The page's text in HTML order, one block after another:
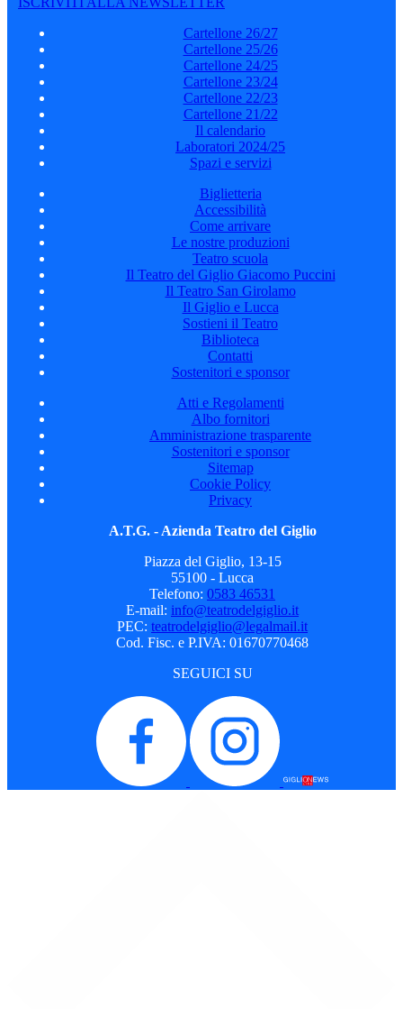
Cartellone 26/27
Cartellone 25/26
Cartellone 24/25
Cartellone 23/24
Cartellone 22/23
Cartellone 21/22
Il calendario
Laboratori 2024/25
Spazi e servizi
Biglietteria
Accessibilità
Come arrivare
Le nostre produzioni
Teatro scuola
Il Teatro del Giglio Giacomo Puccini
Il Teatro San Girolamo
Il Giglio e Lucca
Sostieni il Teatro
Biblioteca
Contatti
Sostenitori e sponsor
Atti e Regolamenti
Albo fornitori
Amministrazione trasparente
Sostenitori e sponsor
Sitemap
Cookie Policy
Privacy
A.T.G. - Azienda Teatro del Giglio
Piazza del Giglio, 13-15
55100 - Lucca
Telefono: 0583 46531
E-mail: info@teatrodelgiglio.it
PEC: teatrodelgiglio@legalmail.it
Cod. Fisc. e P.IVA: 01670770468
SEGUICI SU